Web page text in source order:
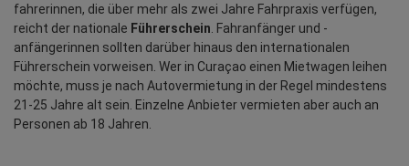
fahrerinnen, die über mehr als zwei Jahre Fahrpraxis verfügen,
reicht der nationale Führerschein . Fahranfänger und -
anfängerinnen sollten darüber hinaus den internationalen
Führerschein vorweisen. Wer in Curaçao einen Mietwagen leihen
möchte, muss je nach Autovermietung in der Regel mindestens
21-25 Jahre alt sein. Einzelne Anbieter vermieten aber auch an
Personen ab 18 Jahren.